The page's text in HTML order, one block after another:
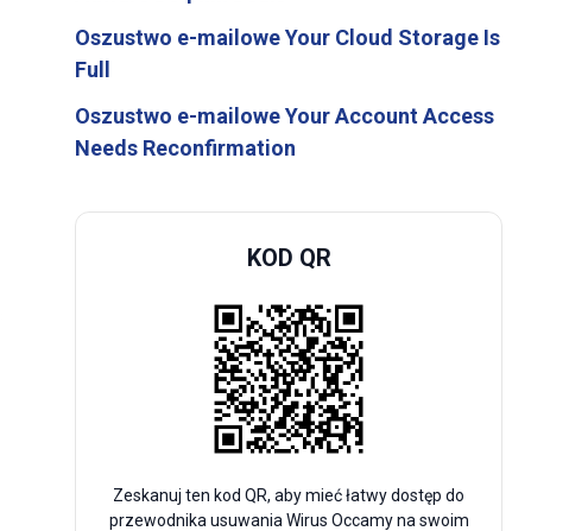
Oszustwo e-mailowe Your Cloud Storage Is
Full
Oszustwo e-mailowe Your Account Access
Needs Reconfirmation
KOD QR
Zeskanuj ten kod QR, aby mieć łatwy dostęp do
przewodnika usuwania Wirus Occamy na swoim